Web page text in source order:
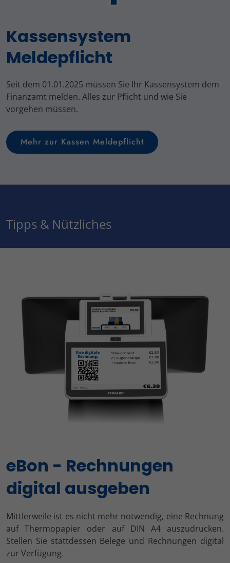
Kassensystem
Meldepflicht
Seit dem 01.01.2025 müssen Sie Ihr Kassensystem dem
Finanzamt melden. Alles zur Pflicht und wie Sie
vorgehen müssen.
Mehr zur Kassen Meldepflicht
Tipps & Nützliches
eBon - Rechnungen
digital ausgeben
Mittlerweile ist es nicht mehr notwendig, eine Rechnung
auf Thermopapier oder auf DIN A4 auszudrucken.
Stellen Sie stattdessen Belege und Rechnungen digital
zur Verfügung.